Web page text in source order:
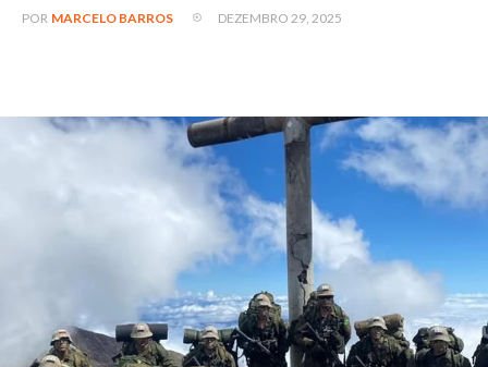
POR MARCELO BARROS DEZEMBRO 29, 2025